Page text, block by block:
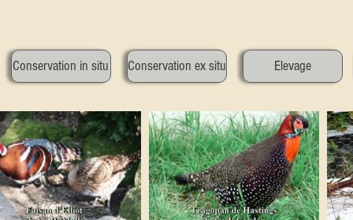
Conservation in situ Conservation ex situ Elevage